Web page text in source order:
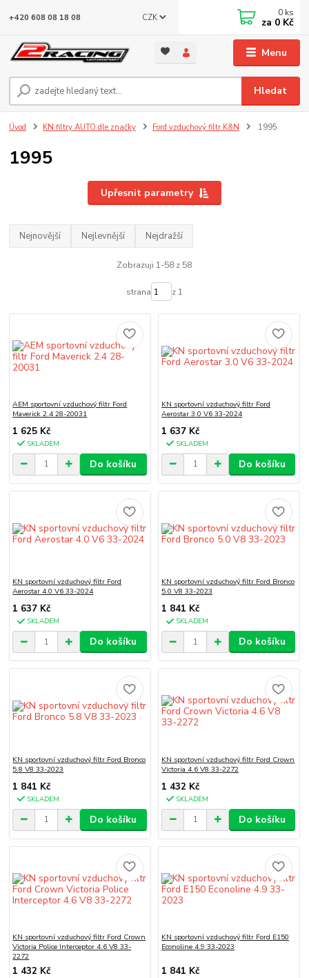
Menu
CZK
Hledat
+420 608 08 18 08 0 ks
za 0 Kč
Úvod KN filtry AUTO dle značky Ford vzduchový filtr K&N 1995
1995
Upřesnit parametry
Nejnovější Nejlevnější Nejdražší
Zobrazuji 1-58 z 58
strana z 1
AEM sportovní vzduchový filtr Ford
Maverick 2.4 28-20031
1 625 Kč
SKLADEM
Do košíku
KN sportovní vzduchový filtr Ford
Aerostar 3.0 V6 33-2024
1 637 Kč
SKLADEM
Do košíku
KN sportovní vzduchový filtr Ford
Aerostar 4.0 V6 33-2024
1 637 Kč
SKLADEM
Do košíku
KN sportovní vzduchový filtr Ford Bronco
5.0 V8 33-2023
1 841 Kč
SKLADEM
Do košíku
KN sportovní vzduchový filtr Ford Bronco
5.8 V8 33-2023
1 841 Kč
SKLADEM
Do košíku
KN sportovní vzduchový filtr Ford Crown
Victoria 4.6 V8 33-2272
1 432 Kč
SKLADEM
Do košíku
KN sportovní vzduchový filtr Ford Crown
Victoria Police Interceptor 4.6 V8 33-
2272
1 432 Kč
KN sportovní vzduchový filtr Ford E150
Econoline 4.9 33-2023
1 841 Kč